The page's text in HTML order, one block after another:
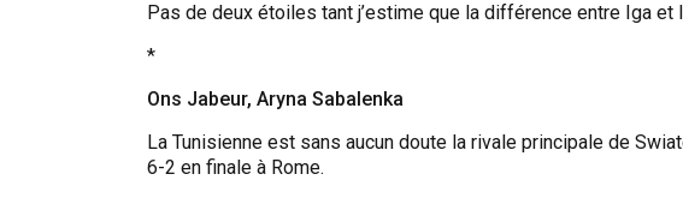
Pas de deux étoiles tant j’estime que la différence entre Iga et
*
Ons Jabeur, Aryna Sabalenka
La Tunisienne est sans aucun doute la rivale principale de
6-2 en finale à Rome.